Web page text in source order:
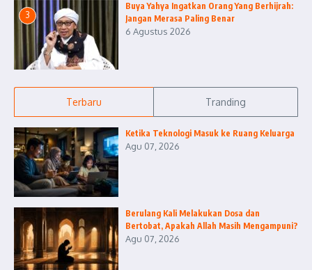
3
Buya Yahya Ingatkan Orang Yang Berhijrah:
Jangan Merasa Paling Benar
6 Agustus 2026
Terbaru Tranding
Ketika Teknologi Masuk ke Ruang Keluarga
Agu 07, 2026
Berulang Kali Melakukan Dosa dan
Bertobat, Apakah Allah Masih Mengampuni?
Agu 07, 2026